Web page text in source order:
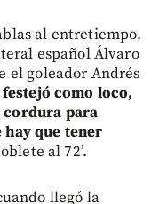
al entretiempo.
español Álvaro
el goleador Andrés
como loco,
para
hay que tener
al 72’.
llegó la